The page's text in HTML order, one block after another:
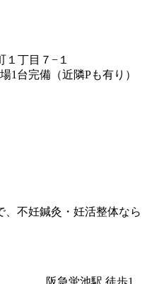
１丁目７−１
台完備（近隣Pも有り）
、不妊鍼灸・妊活整体なら
阪急蛍池駅 徒歩1